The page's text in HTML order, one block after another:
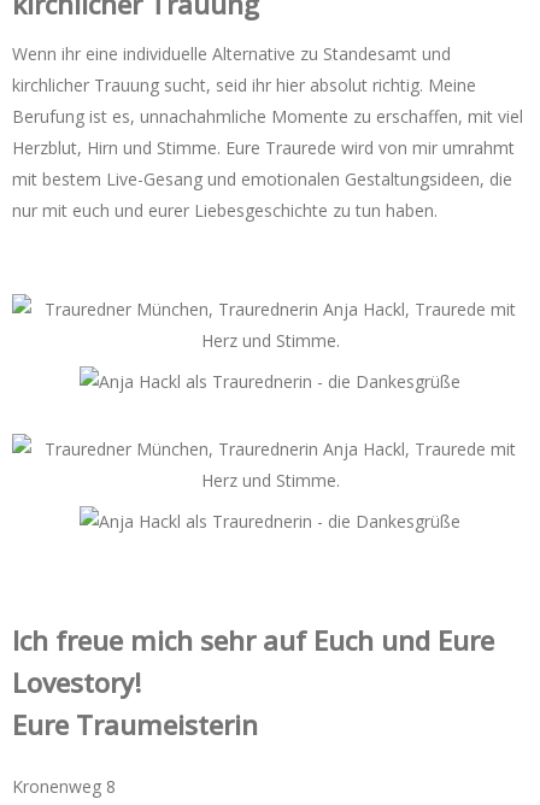
Wenn ihr eine individuelle Alternative zu Standesamt und
kirchlicher Trauung sucht, seid ihr hier absolut richtig. Meine
Berufung ist es, unnachahmliche Momente zu erschaffen, mit viel
Herzblut, Hirn und Stimme. Eure Traurede wird von mir umrahmt
mit bestem Live-Gesang und emotionalen Gestaltungsideen, die
nur mit euch und eurer Liebesgeschichte zu tun haben.
Ich freue mich sehr auf Euch und Eure
Lovestory!
Eure Traumeisterin
Kronenweg 8